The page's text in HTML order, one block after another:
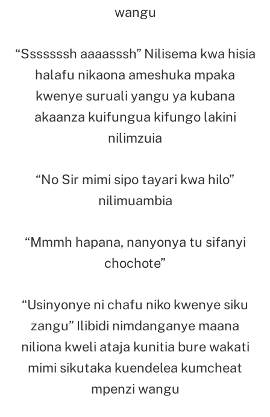
wangu
“Sssssssh aaaasssh” Nilisema kwa hisia
halafu nikaona ameshuka mpaka
kwenye suruali yangu ya kubana
akaanza kuifungua kifungo lakini
nilimzuia
“No Sir mimi sipo tayari kwa hilo”
nilimuambia
“Mmmh hapana, nanyonya tu sifanyi
chochote”
“Usinyonye ni chafu niko kwenye siku
zangu” Ilibidi nimdanganye maana
niliona kweli ataja kunitia bure wakati
mimi sikutaka kuendelea kumcheat
mpenzi wangu